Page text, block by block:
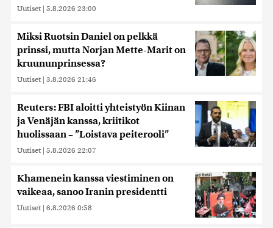
Uutiset | 5.8.2026 23:00
Miksi Ruotsin Daniel on pelkkä
prinssi, mutta Norjan Mette-Marit on
kruununprinsessa?
Uutiset | 3.8.2026 21:46
Reuters: FBI aloitti yhteistyön Kiinan
ja Venäjän kanssa, kriitikot
huolissaan – ”Loistava peiterooli”
Uutiset | 5.8.2026 22:07
Khamenein kanssa viestiminen on
vaikeaa, sanoo Iranin presidentti
Uutiset | 6.8.2026 0:58